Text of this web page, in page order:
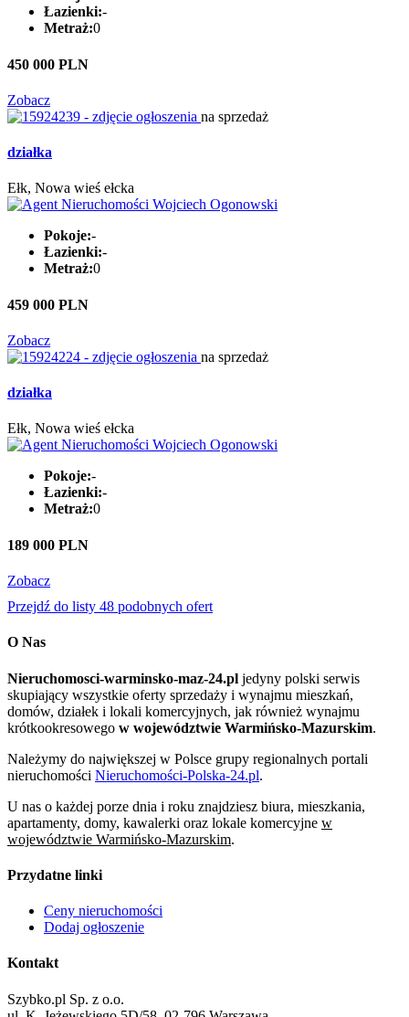
Łazienki:-
Metraż:0
450 000 PLN
Zobacz
na sprzedaż
działka
Ełk, Nowa wieś ełcka
Pokoje:-
Łazienki:-
Metraż:0
459 000 PLN
Zobacz
na sprzedaż
działka
Ełk, Nowa wieś ełcka
Pokoje:-
Łazienki:-
Metraż:0
189 000 PLN
Zobacz
Przejdź do listy 48 podobnych ofert
O Nas
Nieruchomosci-warminsko-maz-24.pl jedyny polski serwis
skupiający wszystkie oferty sprzedaży i wynajmu mieszkań,
domów, działek i lokali komercyjnych, jak również wynajmu
krótkookresowego w województwie Warmińsko-Mazurskim.
Należymy do największej w Polsce grupy regionalnych portali
nieruchomości Nieruchomości-Polska-24.pl.
U nas o każdej porze dnia i roku znajdziesz biura, mieszkania,
apartamenty, domy, kawalerki oraz lokale komercyjne w
województwie Warmińsko-Mazurskim.
Przydatne linki
Ceny nieruchomości
Dodaj ogłoszenie
Kontakt
Szybko.pl Sp. z o.o.